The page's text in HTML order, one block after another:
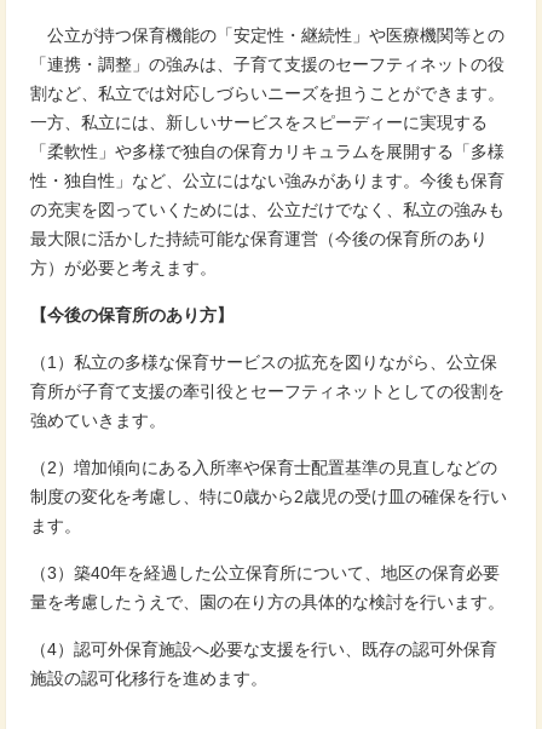
公立が持つ保育機能の「安定性・継続性」や医療機関等との
「連携・調整」の強みは、子育て支援のセーフティネットの役
割など、私立では対応しづらいニーズを担うことができます。
一方、私立には、新しいサービスをスピーディーに実現する
「柔軟性」や多様で独自の保育カリキュラムを展開する「多様
性・独自性」など、公立にはない強みがあります。今後も保育
の充実を図っていくためには、公立だけでなく、私立の強みも
最大限に活かした持続可能な保育運営（今後の保育所のあり
方）が必要と考えます。
【今後の保育所のあり方】
（1）私立の多様な保育サービスの拡充を図りながら、公立保
育所が子育て支援の牽引役とセーフティネットとしての役割を
強めていきます。
（2）増加傾向にある入所率や保育士配置基準の見直しなどの
制度の変化を考慮し、特に0歳から2歳児の受け皿の確保を行い
ます。
（3）築40年を経過した公立保育所について、地区の保育必要
量を考慮したうえで、園の在り方の具体的な検討を行います。
（4）認可外保育施設へ必要な支援を行い、既存の認可外保育
施設の認可化移行を進めます。